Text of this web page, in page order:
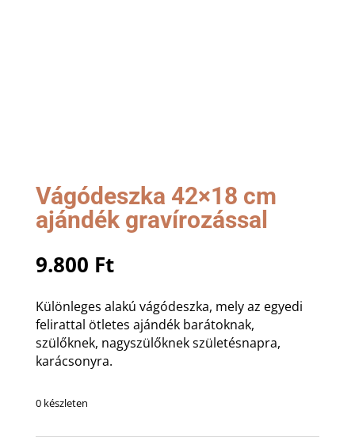
Vágódeszka 42×18 cm
ajándék gravírozással
9.800 Ft
Különleges alakú vágódeszka, mely az egyedi
felirattal ötletes ajándék barátoknak,
szülőknek, nagyszülőknek születésnapra,
karácsonyra.
0 készleten